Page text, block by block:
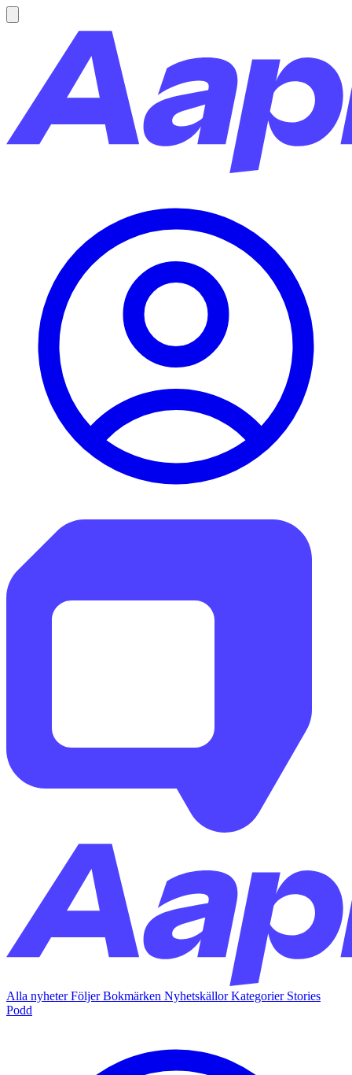
Alla nyheterFöljerBokmärken NyhetskällorKategorier Stories
Podd